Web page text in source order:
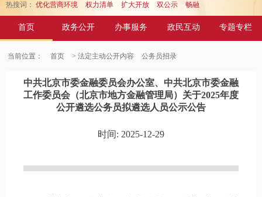
热搜词： 优化营商环境 权力清单 扩大开放 双公示 畅融
首页 政务公开 办事服务 政民互动 专题专栏
当前位置： 首页 > 法定主动公开内容 公务员招录
中共北京市委金融委员会办公室、中共北京市委金融
工作委员会（北京市地方金融管理局）关于2025年度
公开遴选公务员拟遴选人员公示公告
时间: 2025-12-29